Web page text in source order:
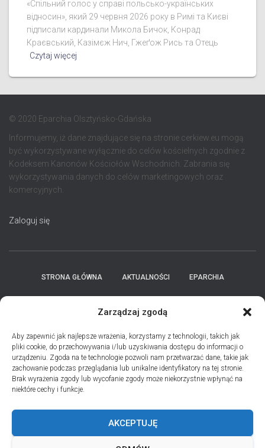
Zarządzaj zgodą
Aby zapewnić jak najlepsze wrażenia, korzystamy z technologii, takich jak
pliki cookie, do przechowywania i/lub uzyskiwania dostępu do informacji o
urządzeniu. Zgoda na te technologie pozwoli nam przetwarzać dane, takie jak
zachowanie podczas przeglądania lub unikalne identyfikatory na tej stronie.
Brak wyrażenia zgody lub wycofanie zgody może niekorzystnie wpłynąć na
niektóre cechy i funkcje.
AKCEPTUJĘ
«Спільний голос у справі польсько-українських
відносин», який 29 червня 2026 року в Римі та Києві
підписали кардинали Микола Бичок, Конрад
Краєвський, Казімєж Нич, Гжеґож Рись та Отець
Czytaj więcej
© 2020 Eparchia Olsztyńsko-Gdańska
Informujemy, iż dane znajdujące się na stronie cerkiew.eu mogą
być wykorzystywane wyłącznie do celów kościelnych zgodnie z
Kodeksem Kanonów Kościołów Wschodnich. Zabrania się
wykorzystywania danych do celów marketingowych oraz
komercyjnych.
Zaloguj się
STRONA GŁÓWNA AKTUALNOŚCI EPARCHIA
POLITYKA PLIKÓW COOKIES (EU)
PRO MEMORIA MIĘDZYOBRZĄDKOWE
PODCAST PORZUĆ TROSKI
ДУШПАСТИРСЬКА ПРОГРАМА ОЛЬШТИНСЬКО-ҐДАНСЬКОЇ